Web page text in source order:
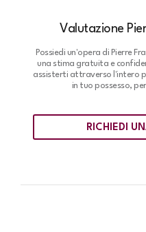
Valutazione
Possiedi un'opera di Pierre
una stima gratuita e
assisterti attraverso l'intero
in tuo possesso,
RICHIEDI